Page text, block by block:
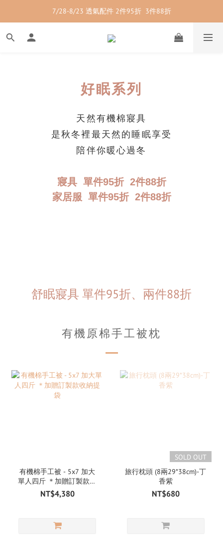
7/28-8/23 紳士內著 2件9折
好眠系列
天然有機棉寢具
是秋冬裡最天然的睡眠享受
陪伴你暖心過冬
寢具 單件95折 2件88折
家居服 單件95折 2件88折
舒眠寢具 單件95折、兩件88折
有機原棉手工被枕
有機棉手工被 - 5x7 加大
單人四斤 ＊加贈訂製款收
納提袋
NT$4,380
SOLD OUT
旅行枕頭 (8兩29*38cm)-丁
香紫
NT$680